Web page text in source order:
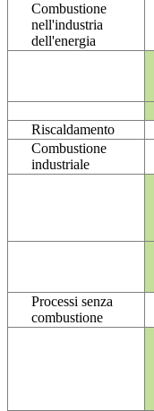
Combustione
nell'industria
dell'energia
Riscaldamento
Combustione
industriale
Processi senza
combustione